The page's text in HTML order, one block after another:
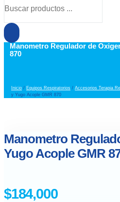
productos
Manometro Regulador de
870
Inicio / Equipos Respiratorios / Accesorios Terapia
y Yugo Acople GMR 870
Manometro
Yugo Acople GMR
$184,000